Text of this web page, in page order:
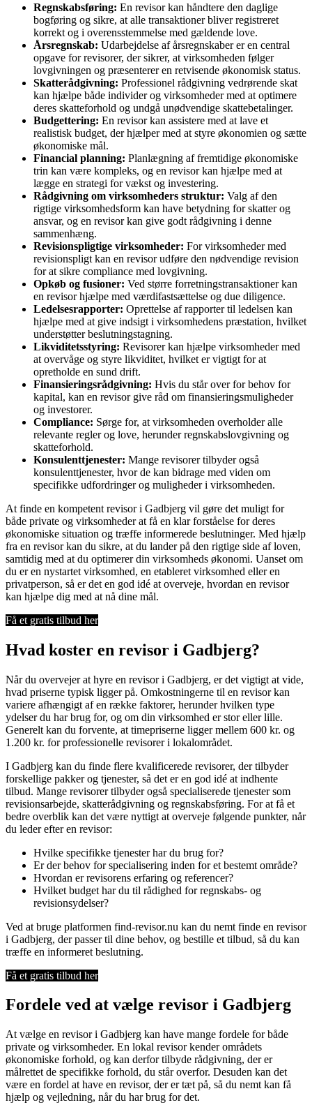
Regnskabsføring: En revisor kan håndtere den daglige
bogføring og sikre, at alle transaktioner bliver registreret
korrekt og i overensstemmelse med gældende love.
Årsregnskab: Udarbejdelse af årsregnskaber er en central
opgave for revisorer, der sikrer, at virksomheden følger
lovgivningen og præsenterer en retvisende økonomisk status.
Skatterådgivning: Professionel rådgivning vedrørende skat
kan hjælpe både individer og virksomheder med at optimere
deres skatteforhold og undgå unødvendige skattebetalinger.
Budgettering: En revisor kan assistere med at lave et
realistisk budget, der hjælper med at styre økonomien og sætte
økonomiske mål.
Financial planning: Planlægning af fremtidige økonomiske
trin kan være kompleks, og en revisor kan hjælpe med at
lægge en strategi for vækst og investering.
Rådgivning om virksomheders struktur: Valg af den
rigtige virksomhedsform kan have betydning for skatter og
ansvar, og en revisor kan give godt rådgivning i denne
sammenhæng.
Revisionspligtige virksomheder: For virksomheder med
revisionspligt kan en revisor udføre den nødvendige revision
for at sikre compliance med lovgivning.
Opkøb og fusioner: Ved større forretningstransaktioner kan
en revisor hjælpe med værdifastsættelse og due diligence.
Ledelsesrapporter: Oprettelse af rapporter til ledelsen kan
hjælpe med at give indsigt i virksomhedens præstation, hvilket
understøtter beslutningstagning.
Likviditetsstyring: Revisorer kan hjælpe virksomheder med
at overvåge og styre likviditet, hvilket er vigtigt for at
opretholde en sund drift.
Finansieringsrådgivning: Hvis du står over for behov for
kapital, kan en revisor give råd om finansieringsmuligheder
og investorer.
Compliance: Sørge for, at virksomheden overholder alle
relevante regler og love, herunder regnskabslovgivning og
skatteforhold.
Konsulenttjenester: Mange revisorer tilbyder også
konsulenttjenester, hvor de kan bidrage med viden om
specifikke udfordringer og muligheder i virksomheden.
At finde en kompetent revisor i Gadbjerg vil gøre det muligt for
både private og virksomheder at få en klar forståelse for deres
økonomiske situation og træffe informerede beslutninger. Med hjælp
fra en revisor kan du sikre, at du lander på den rigtige side af loven,
samtidig med at du optimerer din virksomheds økonomi. Uanset om
du er en nystartet virksomhed, en etableret virksomhed eller en
privatperson, så er det en god idé at overveje, hvordan en revisor
kan hjælpe dig med at nå dine mål.
Få et gratis tilbud her
Hvad koster en revisor i Gadbjerg?
Når du overvejer at hyre en revisor i Gadbjerg, er det vigtigt at vide,
hvad priserne typisk ligger på. Omkostningerne til en revisor kan
variere afhængigt af en række faktorer, herunder hvilken type
ydelser du har brug for, og om din virksomhed er stor eller lille.
Generelt kan du forvente, at timepriserne ligger mellem 600 kr. og
1.200 kr. for professionelle revisorer i lokalområdet.
I Gadbjerg kan du finde flere kvalificerede revisorer, der tilbyder
forskellige pakker og tjenester, så det er en god idé at indhente
tilbud. Mange revisorer tilbyder også specialiserede tjenester som
revisionsarbejde, skatterådgivning og regnskabsføring. For at få et
bedre overblik kan det være nyttigt at overveje følgende punkter, når
du leder efter en revisor:
Hvilke specifikke tjenester har du brug for?
Er der behov for specialisering inden for et bestemt område?
Hvordan er revisorens erfaring og referencer?
Hvilket budget har du til rådighed for regnskabs- og
revisionsydelser?
Ved at bruge platformen find-revisor.nu kan du nemt finde en revisor
i Gadbjerg, der passer til dine behov, og bestille et tilbud, så du kan
træffe en informeret beslutning.
Få et gratis tilbud her
Fordele ved at vælge revisor i Gadbjerg
At vælge en revisor i Gadbjerg kan have mange fordele for både
private og virksomheder. En lokal revisor kender områdets
økonomiske forhold, og kan derfor tilbyde rådgivning, der er
målrettet de specifikke forhold, du står overfor. Desuden kan det
være en fordel at have en revisor, der er tæt på, så du nemt kan få
hjælp og vejledning, når du har brug for det.